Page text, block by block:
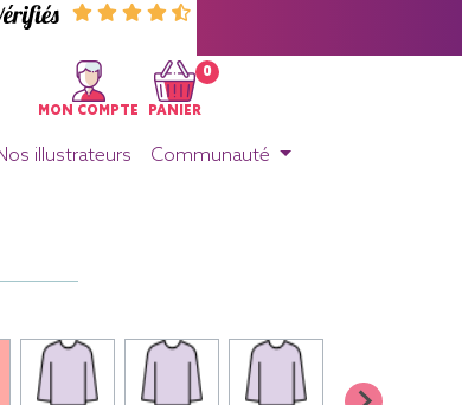
MON COMPTE
0
PANIER
illustrateurs Communauté